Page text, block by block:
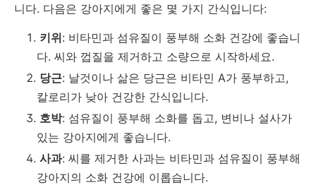
니다. 다음은 강아지에게 좋은 몇 가지 간식입니다:
키위: 비타민과 섬유질이 풍부해 소화 건강에 좋습니
다. 씨와 껍질을 제거하고 소량으로 시작하세요.
당근: 날것이나 삶은 당근은 비타민 A가 풍부하고,
칼로리가 낮아 건강한 간식입니다.
호박: 섬유질이 풍부해 소화를 돕고, 변비나 설사가
있는 강아지에게 좋습니다.
사과: 씨를 제거한 사과는 비타민과 섬유질이 풍부해
강아지의 소화 건강에 이롭습니다.